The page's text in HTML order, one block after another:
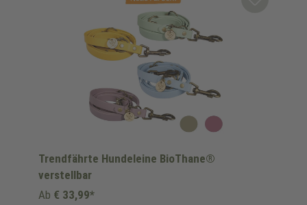
Trendfährte Hundeleine BioThane®
verstellbar
Ab € 33,99*